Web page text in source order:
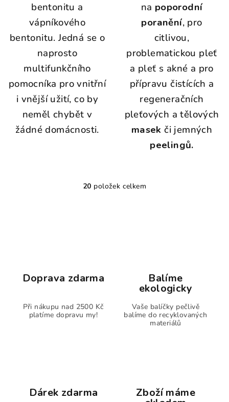
bentonitu a
vápníkového
bentonitu. Jedná se o
naprosto
multifunkčního
pomocníka pro vnitřní
i vnější užití, co by
neměl chybět v
žádné domácnosti.
na poporodní
poranění, pro
citlivou,
problematickou pleť
a pleť s akné a pro
přípravu čistících a
regeneračních
pleťových a tělových
masek či jemných
peelingů.
O
20 položek celkem
Doprava zdarma
Při nákupu nad 2500 Kč
platíme dopravu my!
Balíme
ekologicky
Vaše balíčky pečlivě
balíme do recyklovaných
materiálů
Dárek zdarma Zboží máme